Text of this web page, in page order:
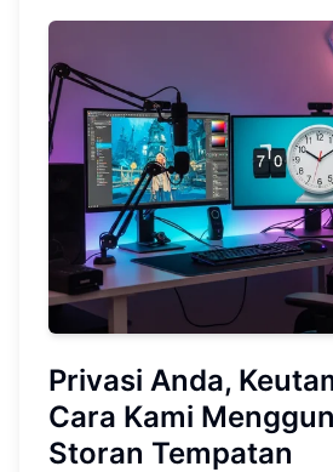
Privasi Anda,
Cara Kami
Storan Tempatan